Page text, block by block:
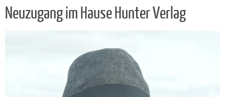
Neuzugang im Hause Hunter Verlag